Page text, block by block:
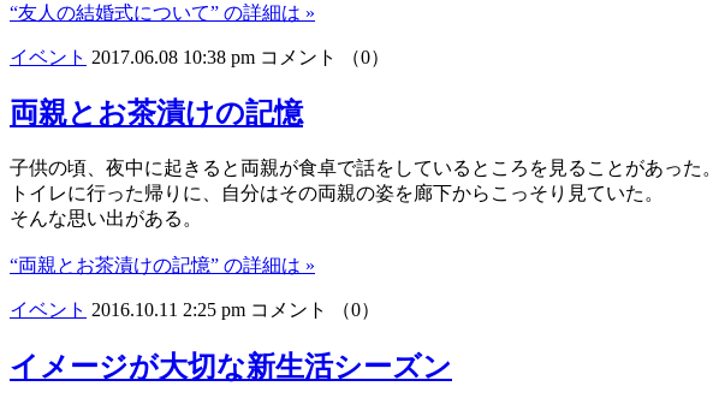
“友人の結婚式について” の詳細は »
イベント 2017.06.08 10:38 pm コメント （0）
両親とお茶漬けの記憶
子供の頃、夜中に起きると両親が食卓で話をしているところを見ることがあった。
トイレに行った帰りに、自分はその両親の姿を廊下からこっそり見ていた。
そんな思い出がある。
“両親とお茶漬けの記憶” の詳細は »
イベント 2016.10.11 2:25 pm コメント （0）
イメージが大切な新生活シーズン